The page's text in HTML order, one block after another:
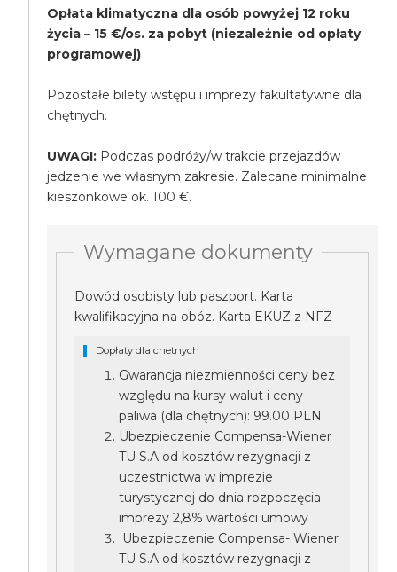
Opłata klimatyczna dla osób powyżej 12 roku
życia – 15 €/os. za pobyt (niezależnie od opłaty
programowej)
Pozostałe bilety wstępu i imprezy fakultatywne dla
chętnych.
UWAGI: Podczas podróży/w trakcie przejazdów
jedzenie we własnym zakresie. Zalecane minimalne
kieszonkowe ok. 100 €.
Wymagane dokumenty
Dowód osobisty lub paszport. Karta
kwalifikacyjna na obóz. Karta EKUZ z NFZ
Dopłaty dla chetnych
Gwarancja niezmienności ceny bez
względu na kursy walut i ceny
paliwa (dla chętnych): 99.00 PLN
Ubezpieczenie Compensa-Wiener
TU S.A od kosztów rezygnacji z
uczestnictwa w imprezie
turystycznej do dnia rozpoczęcia
imprezy 2,8% wartości umowy
Ubezpieczenie Compensa- Wiener
TU S.A od kosztów rezygnacji z